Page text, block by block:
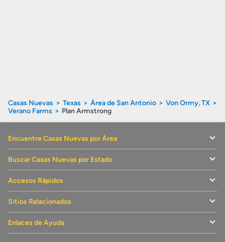
Casas Nuevas Texas Área de San Antonio
Von Ormy, TX
Verano Farms
Plan Armstrong
Encuentre Casas Nuevas por Área
Buscar Casas Nuevas por Estado
Accesos Rápidos
Sitios Relacionados
Enlaces de Ayuda